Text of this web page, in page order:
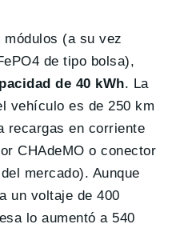
módulos (a su vez
de tipo bolsa),
de 40 kWh. La
vehículo es de 250 km
recargas en corriente
CHAdeMO o conector
mercado). Aunque
un voltaje de 400
lo aumentó a 540